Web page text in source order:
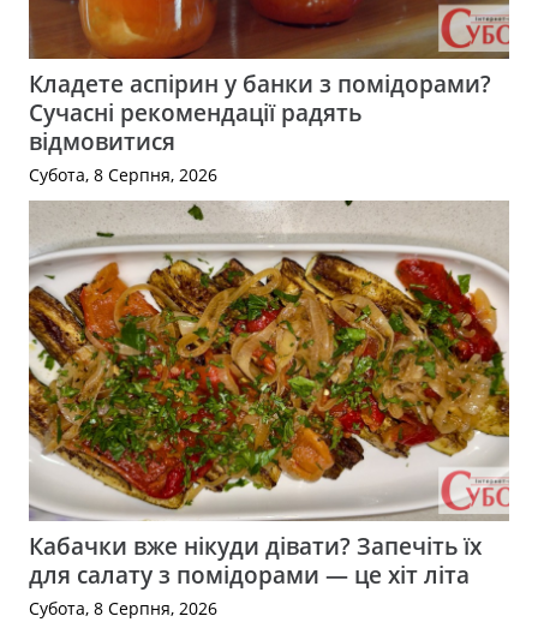
Кладете аспірин у банки з помідорами?
Сучасні рекомендації радять
відмовитися
Субота, 8 Серпня, 2026
Кабачки вже нікуди дівати? Запечіть їх
для салату з помідорами — це хіт літа
Субота, 8 Серпня, 2026